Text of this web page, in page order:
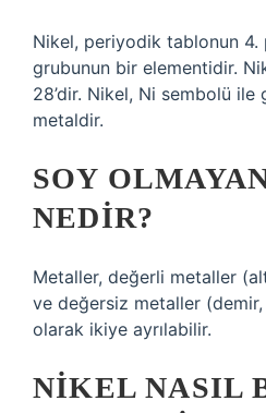
Nikel, periyodik tablonun 4.
grubunun bir elementidir.
28’dir. Nikel, Ni sembolü
metaldir.
SOY
NEDIR?
Metaller, değerli metaller
ve değersiz metaller
olarak ikiye ayrılabilir.
NIKEL NASIL